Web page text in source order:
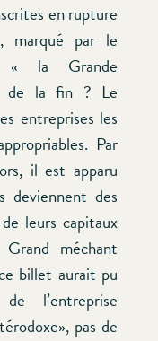
en rupture
marqué par le
« la Grande
de la fin ? Le
entreprises les
Par
il est apparu
deviennent des
leurs capitaux
méchant
billet aurait pu
l’entreprise
pas de